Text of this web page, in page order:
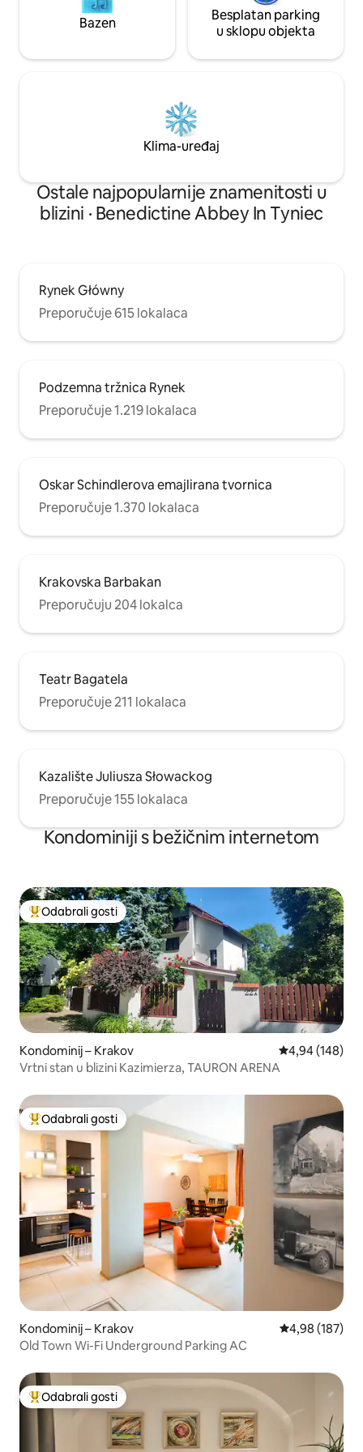
Bazen
Besplatan parking
u sklopu objekta
Klima-uređaj
Ostale najpopularnije znamenitosti u
blizini · Benedictine Abbey In Tyniec
Rynek Główny
Preporučuje 615 lokalaca
Podzemna tržnica Rynek
Preporučuje 1.219 lokalaca
Oskar Schindlerova emajlirana tvornica
Preporučuje 1.370 lokalaca
Krakovska Barbakan
Preporučuju 204 lokalca
Teatr Bagatela
Preporučuje 211 lokalaca
Kazalište Juliusza Słowackog
Preporučuje 155 lokalaca
Kondominiji s bežičnim internetom
Među najviše rangiranima s oznakom „Odabrali gosti”
Odabrali gosti
Kondominij – Krakov Prosječna
4,94 (148)
Vrtni stan u blizini Kazimierza, TAURON ARENA
Među najviše rangiranima s oznakom „Odabrali gosti”
Odabrali gosti
Kondominij – Krakov Prosječna
4,98 (187)
Old Town Wi-Fi Underground Parking AC
Među najviše rangiranima s oznakom „Odabrali gosti”
Odabrali gosti